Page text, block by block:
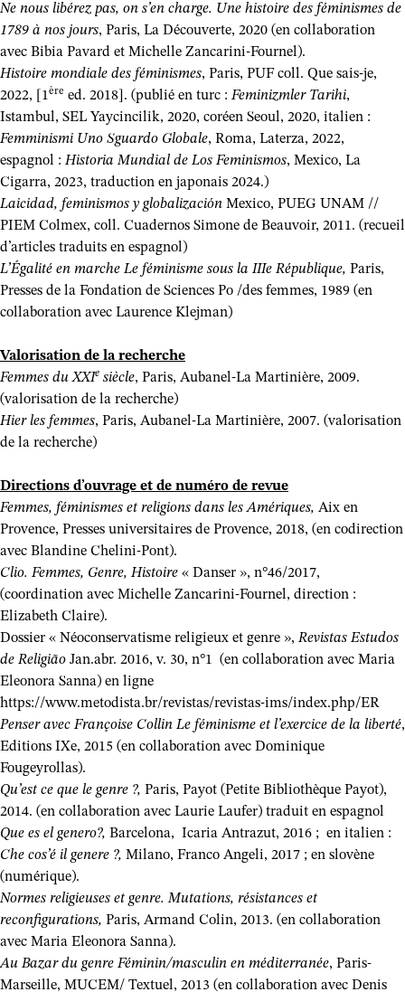
Ne nous libérez pas, on s’en charge. Une histoire des féminismes de
1789 à nos jours, Paris, La Découverte, 2020 (en collaboration
avec Bibia Pavard et Michelle Zancarini-Fournel).
Histoire mondiale des féminismes, Paris, PUF coll. Que sais-je,
2022, [1ère ed. 2018]. (publié en turc : Feminizmler Tarihi,
Istambul, SEL Yaycincilik, 2020, coréen Seoul, 2020, italien :
Femminismi Uno Sguardo Globale, Roma, Laterza, 2022,
espagnol : Historia Mundial de Los Feminismos, Mexico, La
Cigarra, 2023, traduction en japonais 2024.)
Laicidad, feminismos y globalización Mexico, PUEG UNAM //
PIEM Colmex, coll. Cuadernos Simone de Beauvoir, 2011. (recueil
d’articles traduits en espagnol)
L’Égalité en marche Le féminisme sous la IIIe République, Paris,
Presses de la Fondation de Sciences Po /des femmes, 1989 (en
collaboration avec Laurence Klejman)
Valorisation de la recherche
Femmes du XXIe siècle, Paris, Aubanel-La Martinière, 2009.
(valorisation de la recherche)
Hier les femmes, Paris, Aubanel-La Martinière, 2007. (valorisation
de la recherche)
Directions d’ouvrage et de numéro de revue
Femmes, féminismes et religions dans les Amériques, Aix en
Provence, Presses universitaires de Provence, 2018, (en codirection
avec Blandine Chelini-Pont).
Clio. Femmes, Genre, Histoire « Danser », n°46/2017,
(coordination avec Michelle Zancarini-Fournel, direction :
Elizabeth Claire).
Dossier « Néoconservatisme religieux et genre », Revistas Estudos
de Religião Jan.abr. 2016, v. 30, n°1 (en collaboration avec Maria
Eleonora Sanna) en ligne
https://www.metodista.br/revistas/revistas-ims/index.php/ER
Penser avec Françoise Collin Le féminisme et l’exercice de la liberté,
Editions IXe, 2015 (en collaboration avec Dominique
Fougeyrollas).
Qu’est ce que le genre ?, Paris, Payot (Petite Bibliothèque Payot),
2014. (en collaboration avec Laurie Laufer) traduit en espagnol
Que es el genero?, Barcelona, Icaria Antrazut, 2016 ; en italien :
Che cos’é il genere ?, Milano, Franco Angeli, 2017 ; en slovène
(numérique).
Normes religieuses et genre. Mutations, résistances et
reconfigurations, Paris, Armand Colin, 2013. (en collaboration
avec Maria Eleonora Sanna).
Au Bazar du genre Féminin/masculin en méditerranée, Paris-
Marseille, MUCEM/ Textuel, 2013 (en collaboration avec Denis